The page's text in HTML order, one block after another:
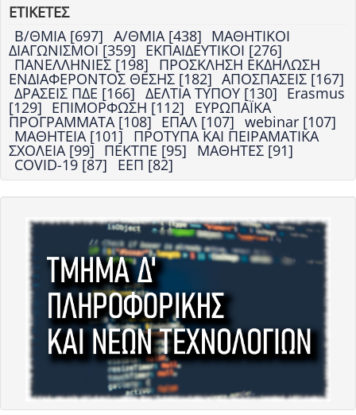
ΕΤΙΚΕΤΕΣ
Β/ΘΜΙΑ [697] Α/ΘΜΙΑ [438] ΜΑΘΗΤΙΚΟΙ
ΔΙΑΓΩΝΙΣΜΟΙ [359] ΕΚΠΑΙΔΕΥΤΙΚΟΙ [276]
ΠΑΝΕΛΛΗΝΙΕΣ [198] ΠΡΟΣΚΛΗΣΗ ΕΚΔΗΛΩΣΗ
ΕΝΔΙΑΦΕΡΟΝΤΟΣ ΘΕΣΗΣ [182] ΑΠΟΣΠΑΣΕΙΣ [167]
ΔΡΑΣΕΙΣ ΠΔΕ [166] ΔΕΛΤΙΑ ΤΥΠΟΥ [130] Erasmus
[129] ΕΠΙΜΟΡΦΩΣΗ [112] ΕΥΡΩΠΑΪΚΑ
ΠΡΟΓΡΑΜΜΑΤΑ [108] ΕΠΑΛ [107] webinar [107]
ΜΑΘΗΤΕΙΑ [101] ΠΡΟΤΥΠΑ ΚΑΙ ΠΕΙΡΑΜΑΤΙΚΑ
ΣΧΟΛΕΙΑ [99] ΠΕΚΤΠΕ [95] ΜΑΘΗΤΕΣ [91]
COVID-19 [87] ΕΕΠ [82]